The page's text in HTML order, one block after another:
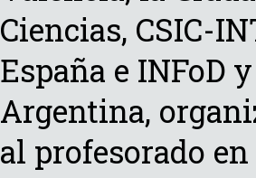
Ciencias, CSIC-
España e INFoD
Argentina,
al profesorado